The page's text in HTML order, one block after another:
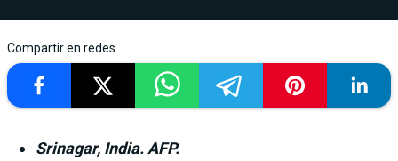
Compartir en redes
Srinagar, India. AFP.